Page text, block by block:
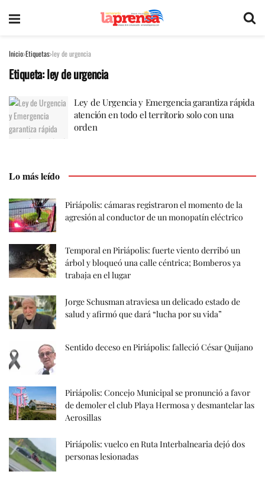
Inicio Etiquetas ley de urgencia
Etiqueta:ley de urgencia
Ley de Urgencia y Emergencia garantiza rápida
atención en todo el territorio solo con una
orden
Lo más leído
Piriápolis: cámaras registraron el momento de la
agresión al conductor de un monopatín eléctrico
Temporal en Piriápolis: fuerte viento derribó un
árbol y bloqueó una calle céntrica; Bomberos ya
trabaja en el lugar
Jorge Schusman atraviesa un delicado estado de
salud y afirmó que dará “lucha por su vida”
Sentido deceso en Piriápolis: falleció César Quijano
Piriápolis: Concejo Municipal se pronunció a favor
de demoler el club Playa Hermosa y desmantelar las
Aerosillas
Piriápolis: vuelco en Ruta Interbalnearia dejó dos
personas lesionadas